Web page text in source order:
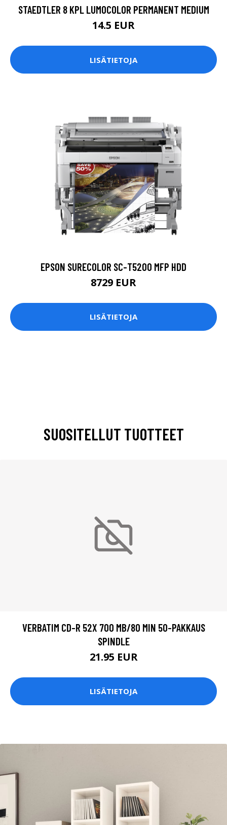
STAEDTLER 8 KPL LUMOCOLOR PERMANENT MEDIUM
14.5 EUR
LISÄTIETOJA
EPSON SURECOLOR SC-T5200 MFP HDD
8729 EUR
LISÄTIETOJA
SUOSITELLUT TUOTTEET
VERBATIM CD-R 52X 700 MB/80 MIN 50-PAKKAUS
SPINDLE
21.95 EUR
LISÄTIETOJA